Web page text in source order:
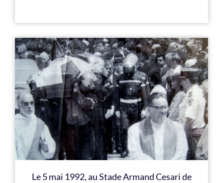
Le 5 mai 1992, au Stade Armand Cesari de